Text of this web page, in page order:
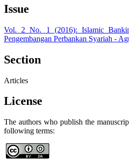
Issue
Vol. 2 No. 1 (2016): Islamic
Pengembangan Perbankan Syariah -
Section
Articles
License
The authors who publish the
following terms: